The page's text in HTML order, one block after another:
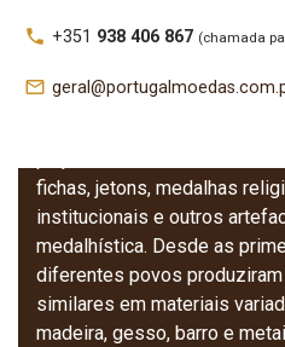
local_phone +351 938 406 867 (chamada
mail_outline
disponíveis para
medalhística é a ciência que
fichas, jetons, medalhas
institucionais e outros
medalhística. Desde as
diferentes povos
similares em materiais
madeira, gesso, barro e